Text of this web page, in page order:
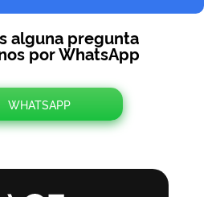
alguna pregunta
por WhatsApp
WHATSAPP